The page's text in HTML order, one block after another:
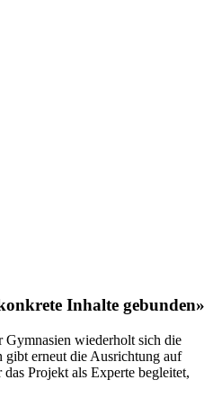
Inhalte gebunden»
Gymnasien wiederholt sich die
erneut die Ausrichtung auf
Projekt als Experte begleitet,